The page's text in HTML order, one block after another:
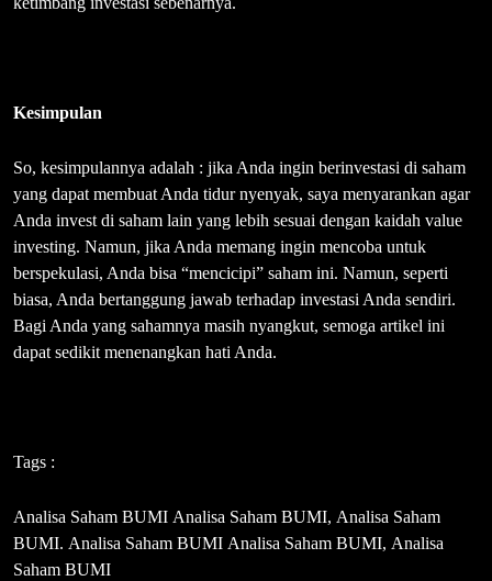
Kesimpulan
So, kesimpulannya adalah : jika Anda ingin berinvestasi di saham
yang dapat membuat Anda tidur nyenyak, saya menyarankan agar
Anda invest di saham lain yang lebih sesuai dengan kaidah value
investing. Namun, jika Anda memang ingin mencoba untuk
berspekulasi, Anda bisa “mencicipi” saham ini. Namun, seperti
biasa, Anda bertanggung jawab terhadap investasi Anda sendiri.
Bagi Anda yang sahamnya masih nyangkut, semoga artikel ini
dapat sedikit menenangkan hati Anda.
Tags :
Analisa Saham BUMI Analisa Saham BUMI, Analisa Saham
BUMI. Analisa Saham BUMI Analisa Saham BUMI, Analisa
Saham BUMI